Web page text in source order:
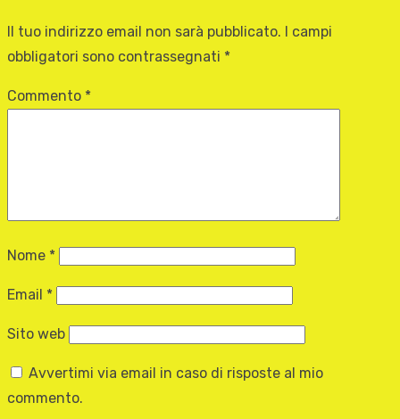
Il tuo indirizzo email non sarà pubblicato.
I campi
obbligatori sono contrassegnati *
Commento *
Nome *
Email *
Sito web
Avvertimi via email in caso di risposte al mio
commento.